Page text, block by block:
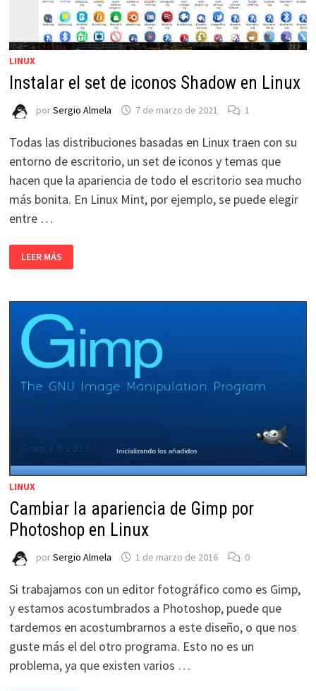
LINUX
Instalar el set de iconos Shadow en Linux
porSergio Almela 7 de marzo de 2021 1
Todas las distribuciones basadas en Linux traen con su
entorno de escritorio, un set de iconos y temas que
hacen que la apariencia de todo el escritorio sea mucho
más bonita. En Linux Mint, por ejemplo, se puede elegir
entre …
INSTALAR
EL
SET
SHADOW
LINUX
LEER MÁS
LINUX
Cambiar la apariencia de Gimp por
Photoshop en Linux
porSergio Almela 1 de marzo de 2016 0
Si trabajamos con un editor fotográfico como es Gimp,
y estamos acostumbrados a Photoshop, puede que
tardemos en acostumbrarnos a este diseño, o que nos
guste más el del otro programa. Esto no es un
problema, ya que existen varios …